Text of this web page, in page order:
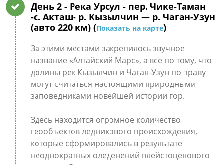
День 2 - Река Урсул - пер. Чике-Таман
-с. Акташ- р. Кызылчин — р. Чаган-Узун
(авто 220 км) (Показать на карте)
За этими местами закрепилось звучное
название «Алтайский Марс», а все по тому, что
долины рек Кызылчин и Чаган-Узун по праву
могут считаться настоящими природными
заповедниками новейшей истории гор.
Здесь находится огромное количество
геообъектов ледникового происхождения,
которые сформировались в результате
неоднократных оледенений плейстоценового